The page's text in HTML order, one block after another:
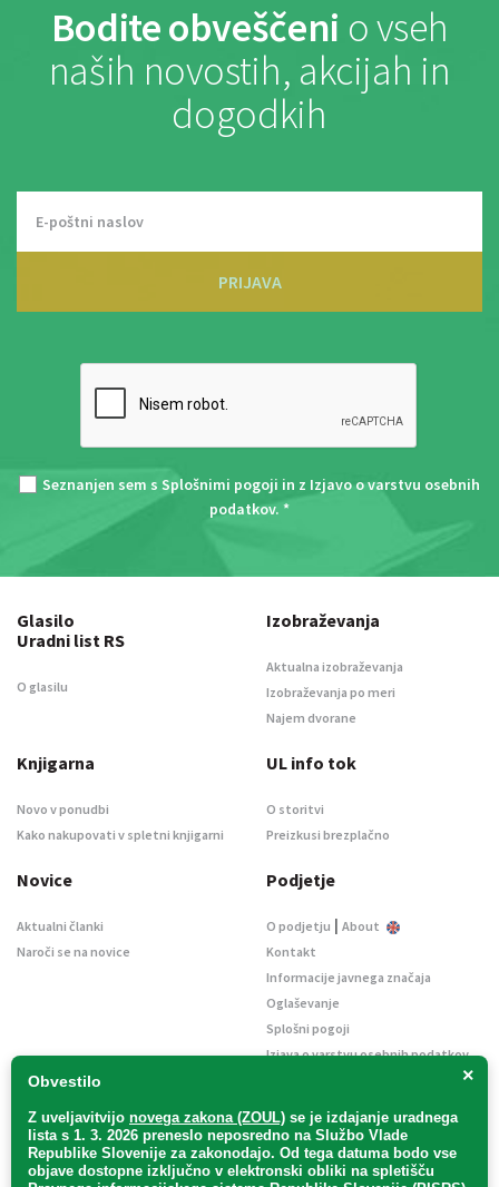
Bodite obveščeni o vseh
naših novostih, akcijah in
dogodkih
PRIJAVA
Seznanjen sem s Splošnimi pogoji in z Izjavo o varstvu osebnih
podatkov. *
×
Obvestilo
Z uveljavitvijo novega zakona (ZOUL) se je izdajanje uradnega
lista s 1. 3. 2026 preneslo neposredno na Službo Vlade
Republike Slovenije za zakonodajo. Od tega datuma bodo vse
objave dostopne izključno v elektronski obliki na spletišču
Glasilo
Uradni list RS
O glasilu
Izobraževanja
Aktualna izobraževanja
Izobraževanja po meri
Najem dvorane
Knjigarna
Novo v ponudbi
Kako nakupovati v spletni knjigarni
UL info tok
O storitvi
Preizkusi brezplačno
Novice
Aktualni članki
Naroči se na novice
Podjetje
O podjetju | About
Kontakt
Informacije javnega značaja
Oglaševanje
Splošni pogoji
Izjava o varstvu osebnih podatkov